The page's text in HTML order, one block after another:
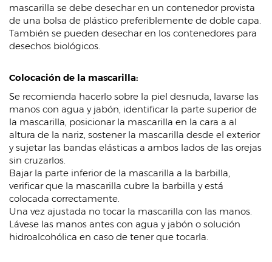
mascarilla se debe desechar en un contenedor provista
de una bolsa de plástico preferiblemente de doble capa.
También se pueden desechar en los contenedores para
desechos biológicos.
Colocación de la mascarilla:
Se recomienda hacerlo sobre la piel desnuda, lavarse las
manos con agua y jabón, identificar la parte superior de
la mascarilla, posicionar la mascarilla en la cara a al
altura de la nariz, sostener la mascarilla desde el exterior
y sujetar las bandas elásticas a ambos lados de las orejas
sin cruzarlos.
Bajar la parte inferior de la mascarilla a la barbilla,
verificar que la mascarilla cubre la barbilla y está
colocada correctamente.
Una vez ajustada no tocar la mascarilla con las manos.
Lávese las manos antes con agua y jabón o solución
hidroalcohólica en caso de tener que tocarla.